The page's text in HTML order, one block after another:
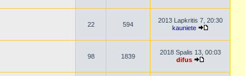
22 594
2013 Lapkritis 7, 20:30
kauniete
98 1839
2018 Spalis 13, 00:03
difus